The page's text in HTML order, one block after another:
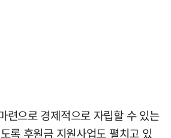
련으로 경제적으로 자립할 수 있는
록 후원금 지원사업도 펼치고 있